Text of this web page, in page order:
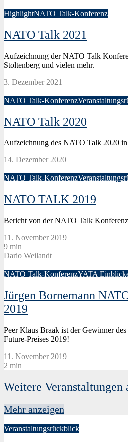
HighlightNATO Talk-Konferenz
NATO Talk 2021
Aufzeichnung der NATO Talk
Stoltenberg und vielen mehr.
3. Dezember 2021
NATO Talk-Konferenz
NATO Talk 2020
Aufzeichnung des NATO Talk 2020
14. Dezember 2020
NATO Talk-Konferenz
NATO TALK 2019
Bericht von der NATO Talk
11. November 2019
9 min
Dario Weilandt
NATO Talk-KonferenzYATA
Jürgen Bornemann
2019
Peer Klaus Braak ist der Gewinner
Future-Preises 2019!
11. November 2019
2 min
Weitere Veranstaltungen
Mehr anzeigen
Veranstaltungsrückblick